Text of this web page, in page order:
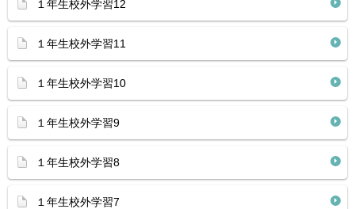
１年生校外学習12
１年生校外学習11
１年生校外学習10
１年生校外学習9
１年生校外学習8
１年生校外学習7